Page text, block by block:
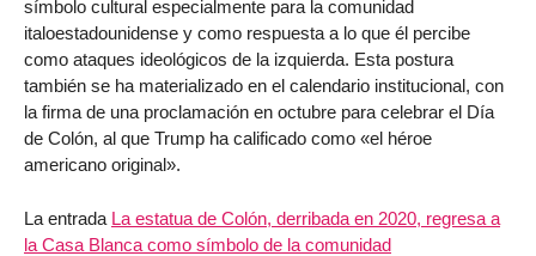
símbolo cultural especialmente para la comunidad
italoestadounidense y como respuesta a lo que él percibe
como ataques ideológicos de la izquierda. Esta postura
también se ha materializado en el calendario institucional, con
la firma de una proclamación en octubre para celebrar el Día
de Colón, al que Trump ha calificado como «el héroe
americano original».
La entrada La estatua de Colón, derribada en 2020, regresa a
la Casa Blanca como símbolo de la comunidad